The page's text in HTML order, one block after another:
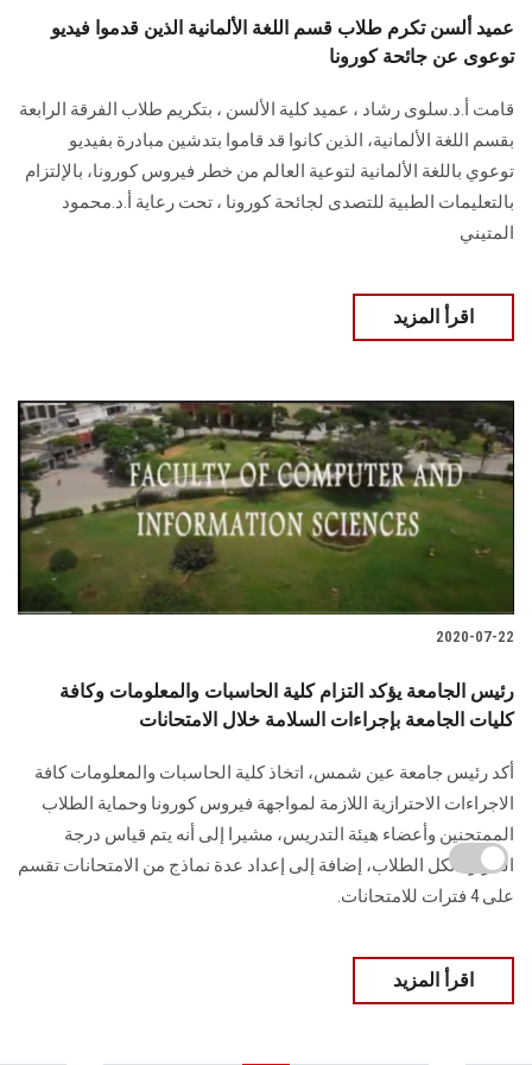
عميد ألسن تكرم طلاب قسم اللغة الألمانية الذين قدموا فيديو
توعوى عن جائحة كورونا
قامت أ.د.سلوى رشاد ، عميد كلية الألسن ، بتكريم طلاب الفرقة الرابعة
بقسم اللغة الألمانية، الذين كانوا قد قاموا بتدشين مبادرة بفيديو
توعوي باللغة الألمانية لتوعية العالم من خطر فيروس كورونا، بالإلتزام
بالتعليمات الطبية للتصدى لجائحة كورونا ، تحت رعاية أ.د.محمود
المتيني
اقرأ المزيد
2020-07-22
رئيس الجامعة يؤكد التزام كلية الحاسبات والمعلومات وكافة
كليات الجامعة بإجراءات السلامة خلال الامتحانات
أكد رئيس جامعة عين شمس، اتخاذ كلية الحاسبات والمعلومات كافة
الاجراءات الاحترازية اللازمة لمواجهة فيروس كورونا وحماية الطلاب
الممتحنين وأعضاء هيئة التدريس، مشيرا إلى أنه يتم قياس درجة
الحرارة لكل الطلاب، إضافة إلى إعداد عدة نماذج من الامتحانات تقسم
على 4 فترات للامتحانات.
اقرأ المزيد